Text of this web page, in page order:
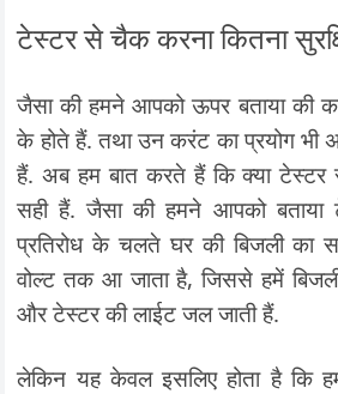
टेस्टर से चैक करना कितना
जैसा की हमने आपको ऊपर बताया की
के होते हैं. तथा उन करंट का प्रयोग भी
हैं. अब हम बात करते हैं कि क्या
सही हैं. जैसा की हमने आपको
प्रतिरोध के चलते घर की बिजली का
वोल्ट तक आ जाता है, जिससे हमें
और टेस्टर की लाईट जल जाती हैं.
लेकिन यह केवल इसलिए होता है कि